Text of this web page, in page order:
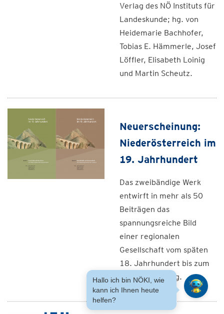
Verlag des NÖ Instituts für
Landeskunde; hg. von
Heidemarie Bachhofer,
Tobias E. Hämmerle, Josef
Löffler, Elisabeth Loinig
und Martin Scheutz.
Neuerscheinung:
Niederösterreich im
19. Jahrhundert
Das zweibändige Werk
entwirft in mehr als 50
Beiträgen das
spannungsreiche Bild
einer regionalen
Gesellschaft vom späten
18. Jahrhundert bis zum
Ersten Weltkrieg.
Hallo ich bin NÖKI, wie
kann ich Ihnen heute
helfen?